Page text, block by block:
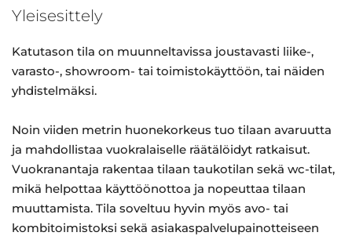
Yleisesittely
Katutason tila on muunneltavissa joustavasti liike-,
varasto-, showroom- tai toimistokäyttöön, tai näiden
yhdistelmäksi.
Noin viiden metrin huonekorkeus tuo tilaan avaruutta
ja mahdollistaa vuokralaiselle räätälöidyt ratkaisut.
Vuokranantaja rakentaa tilaan taukotilan sekä wc-tilat,
mikä helpottaa käyttöönottoa ja nopeuttaa tilaan
muuttamista. Tila soveltuu hyvin myös avo- tai
kombitoimistoksi sekä asiakaspalvelupainotteiseen